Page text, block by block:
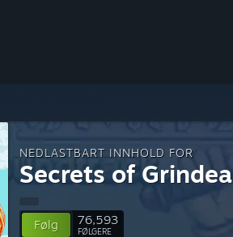
NEDLASTBART INNHOLD FOR
Secrets of Grindea
Følg 76,593
FØLGERE